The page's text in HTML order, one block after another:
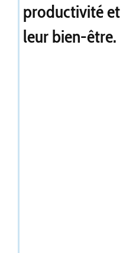
productivité et
leur bien-être.